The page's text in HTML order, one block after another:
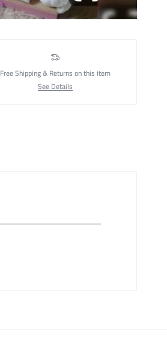
Free Shipping & Returns on this item
See Details